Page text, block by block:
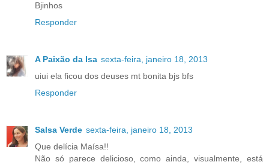
Bjinhos
Responder
A Paixão da Isa sexta-feira, janeiro 18, 2013
uiui ela ficou dos deuses mt bonita bjs bfs
Responder
Salsa Verde sexta-feira, janeiro 18, 2013
Que delícia Maísa!!
Não só parece delicioso, como ainda, visualmente, está